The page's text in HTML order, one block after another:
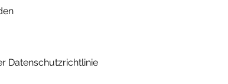
Datenschutzrichtlinie